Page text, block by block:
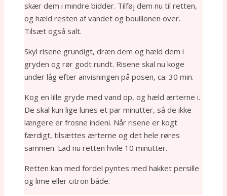
skær dem i mindre bidder. Tilføj dem nu til retten,
og hæld resten af vandet og bouillonen over.
Tilsæt også salt.
Skyl risene grundigt, dræn dem og hæld dem i
gryden og rør godt rundt. Risene skal nu koge
under låg efter anvisningen på posen, ca. 30 min.
Kog en lille gryde med vand op, og hæld ærterne i.
De skal kun lige lunes et par minutter, så de ikke
længere er frosne indeni. Når risene er kogt
færdigt, tilsættes ærterne og det hele røres
sammen. Lad nu retten hvile 10 minutter.
Retten kan med fordel pyntes med hakket persille
og lime eller citron både.